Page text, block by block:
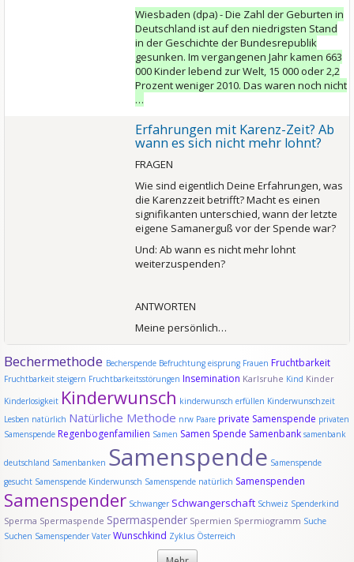
Wiesbaden (dpa) - Die Zahl der Geburten in
Deutschland ist auf den niedrigsten Stand
in der Geschichte der Bundesrepublik
gesunken. Im vergangenen Jahr kamen 663
000 Kinder lebend zur Welt, 15 000 oder 2,2
Prozent weniger 2010. Das waren noch nicht
…
Erfahrungen mit Karenz-Zeit? Ab
wann es sich nicht mehr lohnt?
FRAGEN
Wie sind eigentlich Deine Erfahrungen, was
die Karenzzeit betrifft? Macht es einen
signifikanten unterschied, wann der letzte
eigene Samanerguß vor der Spende war?
Und: Ab wann es nicht mehr lohnt
weiterzuspenden?
ANTWORTEN
Meine persönlich…
Bechermethode Becherspende Befruchtung eisprung Frauen Fruchtbarkeit
Fruchtbarkeit steigern Fruchtbarkeitsstörungen Insemination Karlsruhe Kind Kinder
Kinderlosigkeit Kinderwunsch kinderwunsch erfüllen Kinderwunschzeit
Lesben natürlich Natürliche Methode nrw Paare private Samenspende privaten
Samenspende Regenbogenfamilien Samen Samen Spende Samenbank samenbank
deutschland Samenbanken Samenspende Samenspende
gesucht Samenspende Kinderwunsch Samenspende natürlich Samenspenden
Samenspender Schwanger Schwangerschaft Schweiz Spenderkind
Sperma Spermaspende Spermaspender Spermien Spermiogramm Suche
Suchen Samenspender Vater Wunschkind Zyklus Österreich